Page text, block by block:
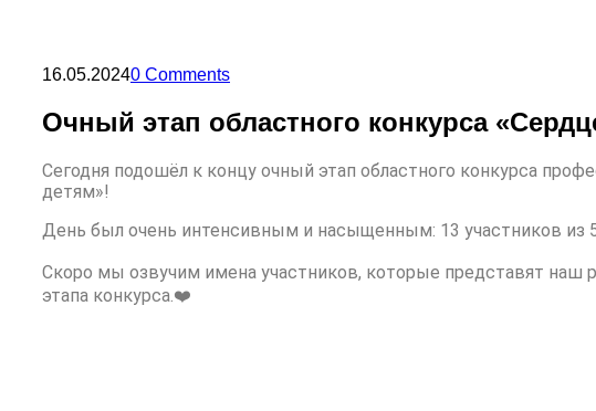
16.05.20240 Comments
Очный этап областного конкурса
Сегодня подошёл к концу очный этап областного конкурса
детям»!
День был очень интенсивным и насыщенным: 13 участников из
Скоро мы озвучим имена участников, которые представят наш
этапа конкурса.❤️